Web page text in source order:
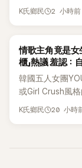
合體。根據韓媒
K氏鄉民 2 小時前
K-POP
情歌主角竟是女
櫃」熱議 羞認：
韓國五人女團
或Girl Crush風
創Rap及成員親
K氏鄉民 20 小時